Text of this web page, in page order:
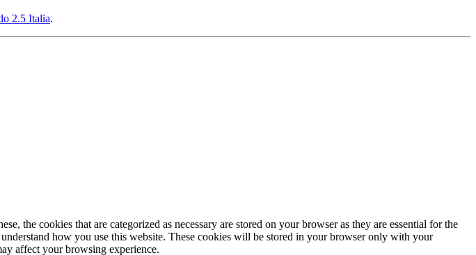
2.5 Italia.
the cookies that are categorized as necessary are stored on your browser as they are essential for the
how you use this website. These cookies will be stored in your browser only with your
affect your browsing experience.